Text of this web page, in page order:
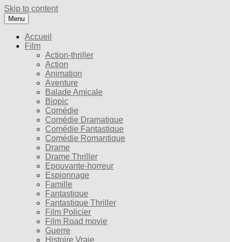
Skip to content
Menu
Accueil
Film
Action-thriller
Action
Animation
Aventure
Balade Amicale
Biopic
Comédie
Comédie Dramatique
Comédie Fantastique
Comédie Romantique
Drame
Drame Thriller
Epouvante-horreur
Espionnage
Famille
Fantastique
Fantastique Thriller
Film Policier
Film Road movie
Guerre
Histoire Vraie